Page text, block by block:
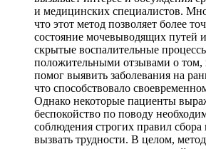
и медицинских специалистов.
что этот метод позволяет более
состояние мочевыводящих путей
скрытые воспалительные
положительными отзывами о том,
помог выявить заболевания на
что способствовало
Однако некоторые пациенты
беспокойство по поводу
соблюдения строгих правил
вызвать трудности. В целом,